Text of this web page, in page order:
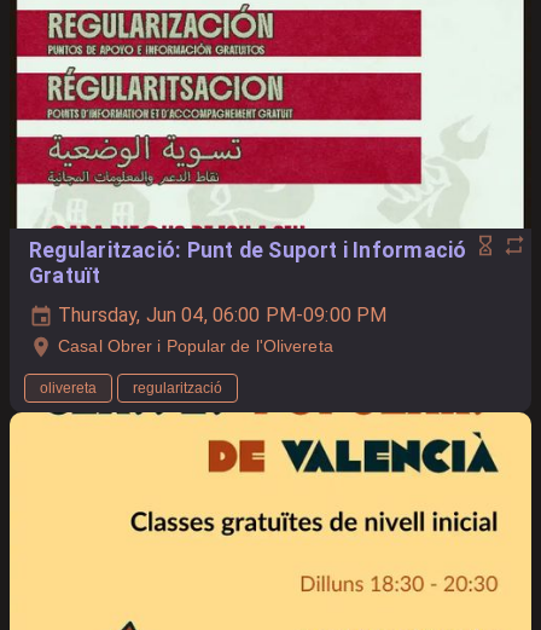
Regularització: Punt de Suport i Informació
Gratuït
Thursday, Jun 04, 06:00 PM-09:00 PM
Casal Obrer i Popular de l'Olivereta
olivereta regularització